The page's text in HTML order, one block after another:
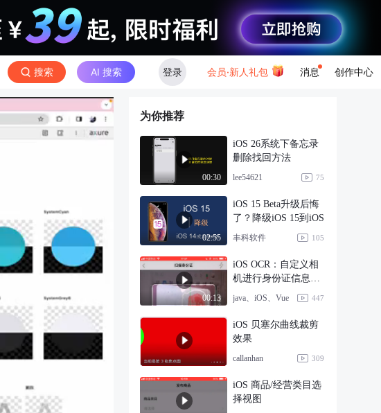
搜索 AI 搜索 登录 会员·新人礼包 消息 创作中心
为你推荐
00:30
iOS 26系统下备忘录
删除找回方法
lee54621 75
02:55
iOS 15 Beta升级后悔
了？降级iOS 15到iOS
丰科软件 105
00:13
iOS OCR：自定义相
机进行身份证信息识
别（正反面）
java、iOS、Vue 447
iOS 贝塞尔曲线裁剪
效果
callanhan 309
iOS 商品/经营类目选
择视图